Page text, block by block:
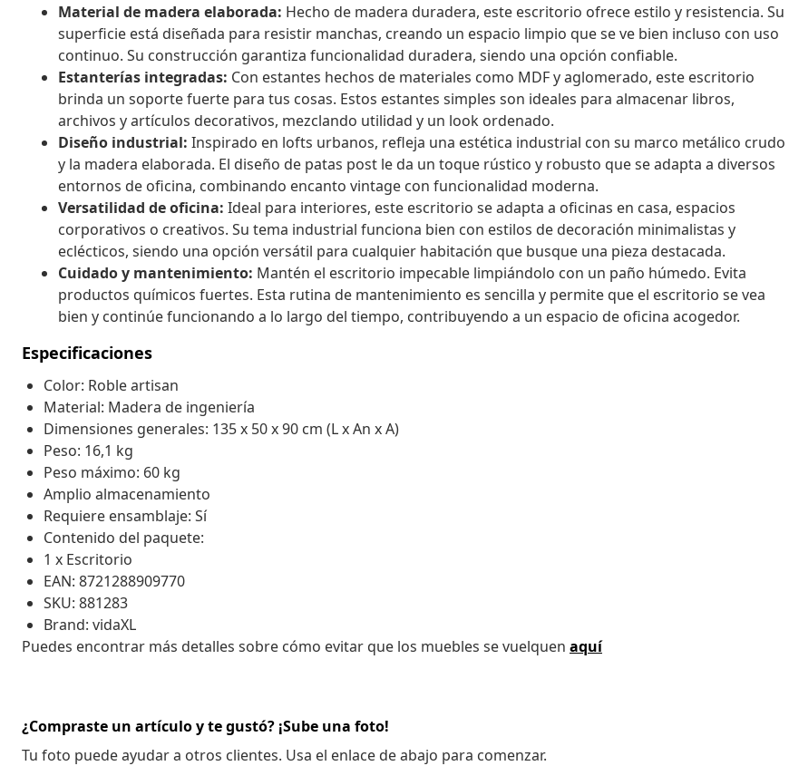
Material de madera elaborada: Hecho de madera duradera, este escritorio ofrece estilo y resistencia. Su
superficie está diseñada para resistir manchas, creando un espacio limpio que se ve bien incluso con uso
continuo. Su construcción garantiza funcionalidad duradera, siendo una opción confiable.
Estanterías integradas: Con estantes hechos de materiales como MDF y aglomerado, este escritorio
brinda un soporte fuerte para tus cosas. Estos estantes simples son ideales para almacenar libros,
archivos y artículos decorativos, mezclando utilidad y un look ordenado.
Diseño industrial: Inspirado en lofts urbanos, refleja una estética industrial con su marco metálico crudo
y la madera elaborada. El diseño de patas post le da un toque rústico y robusto que se adapta a diversos
entornos de oficina, combinando encanto vintage con funcionalidad moderna.
Versatilidad de oficina: Ideal para interiores, este escritorio se adapta a oficinas en casa, espacios
corporativos o creativos. Su tema industrial funciona bien con estilos de decoración minimalistas y
eclécticos, siendo una opción versátil para cualquier habitación que busque una pieza destacada.
Cuidado y mantenimiento: Mantén el escritorio impecable limpiándolo con un paño húmedo. Evita
productos químicos fuertes. Esta rutina de mantenimiento es sencilla y permite que el escritorio se vea
bien y continúe funcionando a lo largo del tiempo, contribuyendo a un espacio de oficina acogedor.
Especificaciones
Color: Roble artisan
Material: Madera de ingeniería
Dimensiones generales: 135 x 50 x 90 cm (L x An x A)
Peso: 16,1 kg
Peso máximo: 60 kg
Amplio almacenamiento
Requiere ensamblaje: Sí
Contenido del paquete:
1 x Escritorio
EAN: 8721288909770
SKU: 881283
Brand: vidaXL
Puedes encontrar más detalles sobre cómo evitar que los muebles se vuelquen aquí
¿Compraste un artículo y te gustó? ¡Sube una foto!
Tu foto puede ayudar a otros clientes. Usa el enlace de abajo para comenzar.